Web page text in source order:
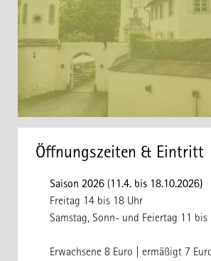
Öffnungszeiten & Eintritt
Saison 2026 (11.4. bis 18.10.2026)
Freitag 14 bis 18 Uhr
Samstag, Sonn- und Feiertag 11 bis
Erwachsene 8 Euro | ermäßigt 7